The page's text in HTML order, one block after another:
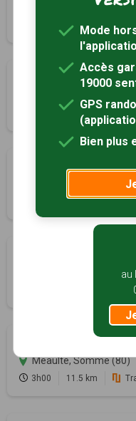
La Chaussée-
3.8 km
Les deux chapelles
8.2 km
La Vallée Miraux
Marieux, Somme (80)
6.5 km
Millencourt, Somme
Méaulte, Somme (80)
3h00 11.5 km
Mode
Accès
19000
GPS
Bien plus
au